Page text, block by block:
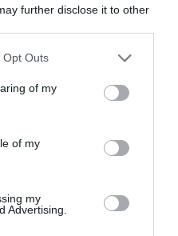
further disclose it to other
Opt Outs
of my
of my
my
Advertising.
confiança en la ciutat i
dies, incrementen els
-diuen-
post-pandèmia.
management: màxim
més adient, i